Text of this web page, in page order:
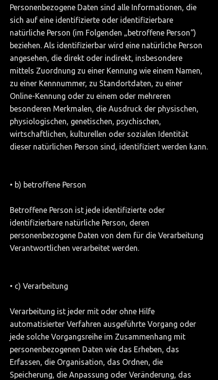
Personenbezogene Daten sind alle Informationen, die
sich auf eine identifizierte oder identifizierbare
natürliche Person (im Folgenden „betroffene Person“)
beziehen. Als identifizierbar wird eine natürliche Person
angesehen, die direkt oder indirekt, insbesondere
mittels Zuordnung zu einer Kennung wie einem Namen,
zu einer Kennnummer, zu Standortdaten, zu einer
Online-Kennung oder zu einem oder mehreren
besonderen Merkmalen, die Ausdruck der physischen,
physiologischen, genetischen, psychischen,
wirtschaftlichen, kulturellen oder sozialen Identität
dieser natürlichen Person sind, identifiziert werden kann.
• b) betroffene Person
Betroffene Person ist jede identifizierte oder
identifizierbare natürliche Person, deren
personenbezogene Daten von dem für die Verarbeitung
Verantwortlichen verarbeitet werden.
• c) Verarbeitung
Verarbeitung ist jeder mit oder ohne Hilfe
automatisierter Verfahren ausgeführte Vorgang oder
jede solche Vorgangsreihe im Zusammenhang mit
personenbezogenen Daten wie das Erheben, das
Erfassen, die Organisation, das Ordnen, die
Speicherung, die Anpassung oder Veränderung, das